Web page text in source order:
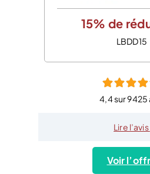
15% de
LBDD15
4,4 sur 9425
Lire l’avis
Voir